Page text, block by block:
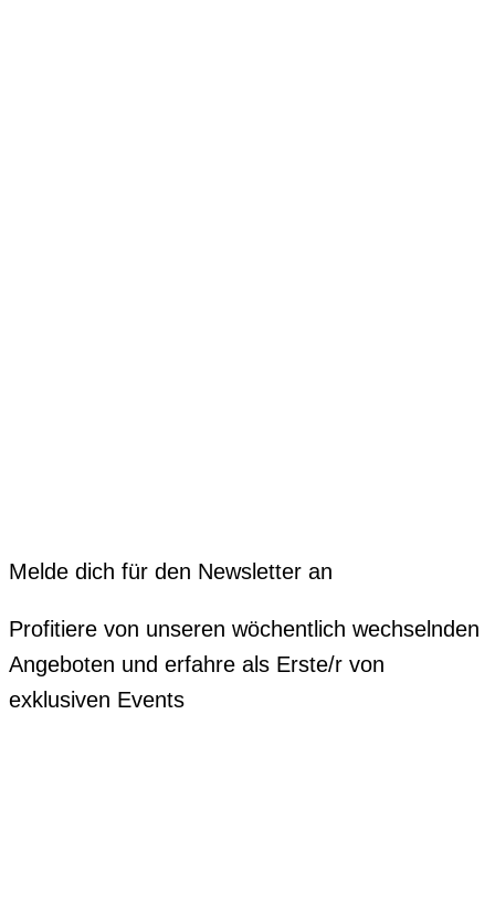
Melde dich für den Newsletter an
Profitiere von unseren wöchentlich wechselnden
Angeboten und erfahre als Erste/r von
exklusiven Events